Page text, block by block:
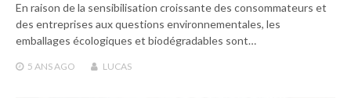
En raison de la sensibilisation croissante des consommateurs et
des entreprises aux questions environnementales, les
emballages écologiques et biodégradables sont…
5 ANSAGO LUCAS